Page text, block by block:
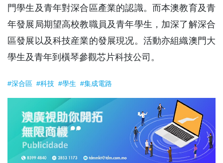
門學生及青年對深合區產業的認識。而本澳教育及青
年發展局期望高校教職員及青年學生，加深了解深合
區發展以及科技産業的發展現况。活動亦組織澳門大
學生及青年到橫琴參觀芯片科技公司。
#深合區 #科技 #學生 #集成電路